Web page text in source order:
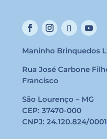
Maninho Brinquedos
Rua José Carbone
Francisco
São Lourenço – MG
CEP: 37470-000
CNPJ: 24.120.824/